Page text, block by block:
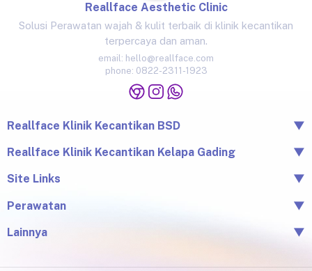
Reallface Aesthetic Clinic
Solusi Perawatan wajah & kulit terbaik di klinik kecantikan
terpercaya dan aman.
email: hello@reallface.com
phone: 0822-2311-1923
Reallface Klinik Kecantikan BSD
▼
Banten 15345
0822-2311-1923
Reallface Klinik Kecantikan Kelapa Gading
▼
Gading, Jkt Utara, Daerah Khusus Ibukota Jakarta 14240
0813-1581-1448
Site Links
▼
Beranda
Perawatan
Price List
Perawatan
▼
Juvelook
Facial & LHALA Peel
Lainnya
▼